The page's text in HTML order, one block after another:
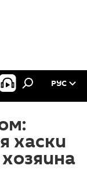
РУС
хаски